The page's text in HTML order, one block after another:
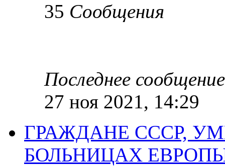
35 Сообщения
Последнее сообщение
27 ноя 2021, 14:29
ГРАЖДАНЕ СССР,
БОЛЬНИЦАХ